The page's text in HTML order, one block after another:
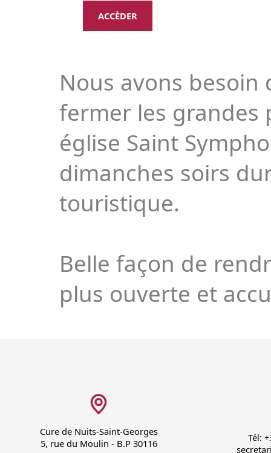
ACCÈDER
Nous avons
fermer les grandes
église Saint
dimanches soirs
touristique.
Belle façon de
plus ouverte et
Cure de Nuits-Saint-Georges
5, rue du Moulin - B.P 30116
Tél: